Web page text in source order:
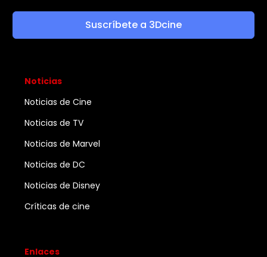
Suscríbete a 3Dcine
Noticias
Noticias de Cine
Noticias de TV
Noticias de Marvel
Noticias de DC
Noticias de Disney
Críticas de cine
Enlaces